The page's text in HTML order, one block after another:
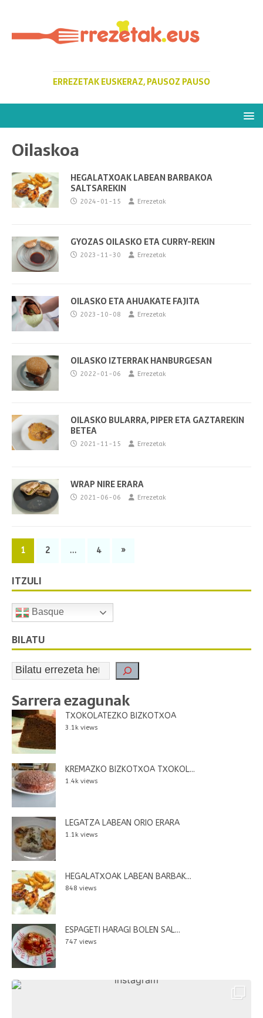
ERREZETAK EUSKERAZ, PAUSOZ PAUSO
Oilaskoa
HEGALATXOAK LABEAN BARBAKOA
SALTSAREKIN
2024-01-15 Errezetak
GYOZAS OILASKO ETA CURRY-REKIN
2023-11-30 Errezetak
OILASKO ETA AHUAKATE FAJITA
2023-10-08 Errezetak
OILASKO IZTERRAK HANBURGESAN
2022-01-06 Errezetak
OILASKO BULARRA, PIPER ETA GAZTAREKIN
BETEA
2021-11-15 Errezetak
WRAP NIRE ERARA
2021-06-06 Errezetak
1 2 … 4 »
ITZULI
Basque
BILATU
Sarrera ezagunak
TXOKOLATEZKO BIZKOTXOA
3.1k views
KREMAZKO BIZKOTXOA TXOKOL...
1.4k views
LEGATZA LABEAN ORIO ERARA
1.1k views
HEGALATXOAK LABEAN BARBAK...
848 views
ESPAGETI HARAGI BOLEN SAL...
747 views